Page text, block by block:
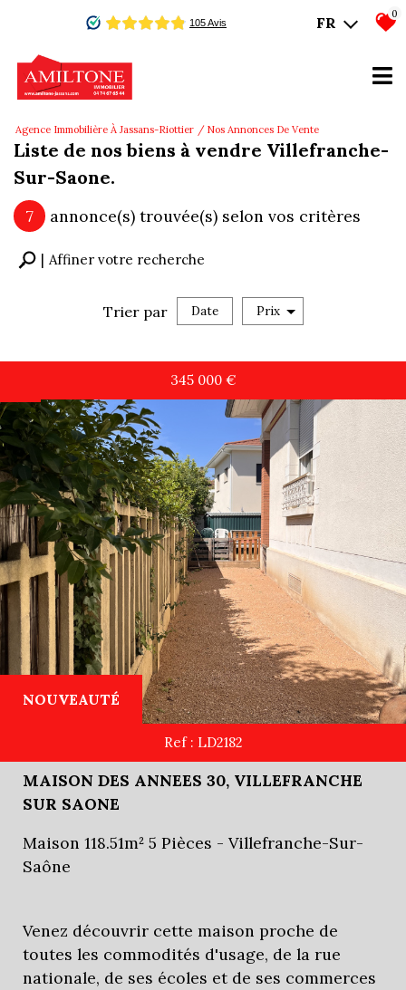
FR
0
Agence Immobilière À Jassans-Riottier Nos Annonces De Vente
Liste de nos biens à vendre Villefranche-
Sur-Saone.
7 annonce(s) trouvée(s) selon vos critères
Affiner votre recherche
5KM 10KM 25KM
Critères supplémentaires
Recherche
+ de critères +
Trier par Date Prix
NOUVEAUTÉ
345 000 €
Ref : LD2182
MAISON DES ANNEES 30, VILLEFRANCHE
SUR SAONE
Maison 118.51m² 5 Pièces - Villefranche-Sur-
Saône
Venez découvrir cette maison proche de
toutes les commodités d'usage, de la rue
nationale, de ses écoles et de ses commerces